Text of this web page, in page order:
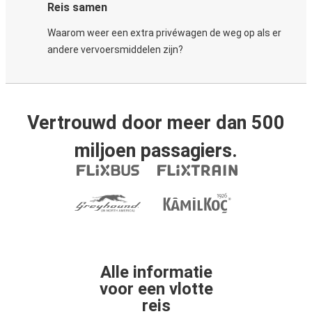
Reis samen
Waarom weer een extra privéwagen de weg op als er
andere vervoersmiddelen zijn?
Vertrouwd door meer dan 500
miljoen passagiers.
Alle informatie
voor een vlotte
reis